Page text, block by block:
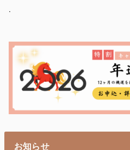
.
お知らせ